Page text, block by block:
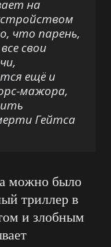
на
что парень,
свои
ещё и
мажора,
Гейтса
можно было
триллер в
и злобным